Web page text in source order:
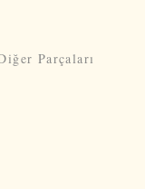
Parçaları